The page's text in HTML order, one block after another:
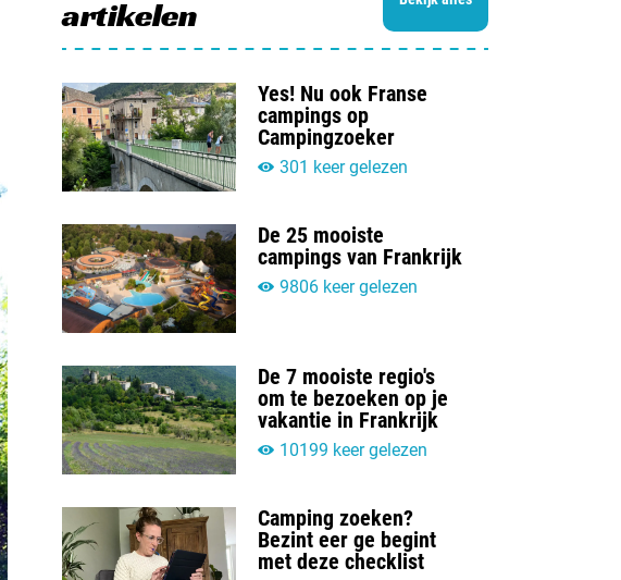
artikelen
Yes! Nu ook Franse
campings op
Campingzoeker
301 keer gelezen
De 25 mooiste
campings van Frankrijk
9806 keer gelezen
De 7 mooiste regio's
om te bezoeken op je
vakantie in Frankrijk
10199 keer gelezen
Camping zoeken?
Bezint eer ge begint
met deze checklist